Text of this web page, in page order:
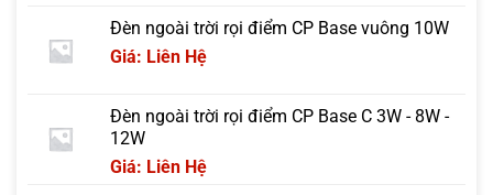
Đèn ngoài trời rọi điểm CP Base vuông 10W
Giá: Liên Hệ
Đèn ngoài trời rọi điểm CP Base C 3W - 8W -
12W
Giá: Liên Hệ